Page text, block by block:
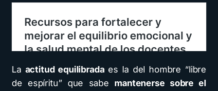
La actitud equilibradaes la del hombre “libre
de espíritu” que sabe mantenerse sobre el